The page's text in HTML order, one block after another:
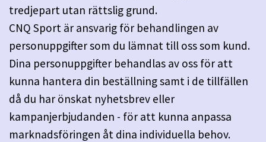
tredjepart utan rättslig grund.
CNQ Sport är ansvarig för behandlingen av
personuppgifter som du lämnat till oss som kund.
Dina personuppgifter behandlas av oss för att
kunna hantera din beställning samt i de tillfällen
då du har önskat nyhetsbrev eller
kampanjerbjudanden - för att kunna anpassa
marknadsföringen åt dina individuella behov.